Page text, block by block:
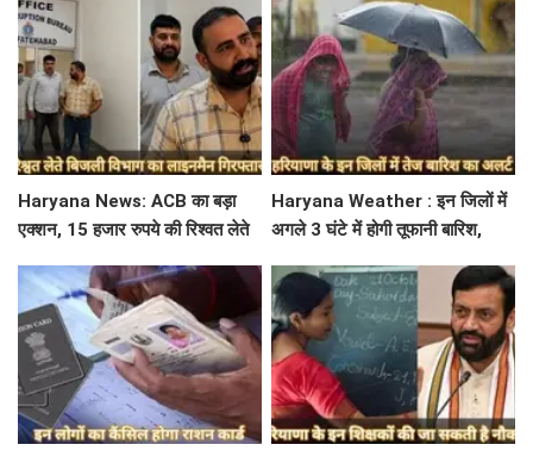
Haryana News: ACB का बड़ा
एक्शन, 15 हजार रुपये की रिश्वत लेते
Haryana Weather : इन जिलों में
अगले 3 घंटे में होगी तूफानी बारिश,